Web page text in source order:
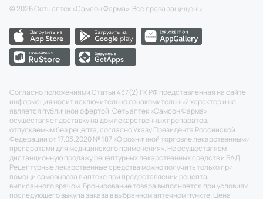
© 2026Сеть аптек «Самсон Фарма». Все права защищены
Согласно положениями Статьи 437(2) ГК РФ представленная на сайте
информация носит исключительно ознакомительный характер и не
является публичной офертой. Сеть аптек «Самсон Фарма»
осуществляет доставку на дом лекарственных препаратов,
отпускаемым без рецепта, согласно Указу Президента Российской
Федерации от 17.03.2020 № 187 «О розничной торговле лекарственными
препаратами для медицинского применения». Не осуществляем
дистанционную продажу рецептурных лекарственных средств и БАД.
Рецептурные лекарственные средства можно получить только при
помощи самовывоза в аптеке при предоставлении рецепта,
выписанного врачом. Бронирование товара выполняется при условиях
последующего выкупа заказа в выбранном аптечном пункте. Цена